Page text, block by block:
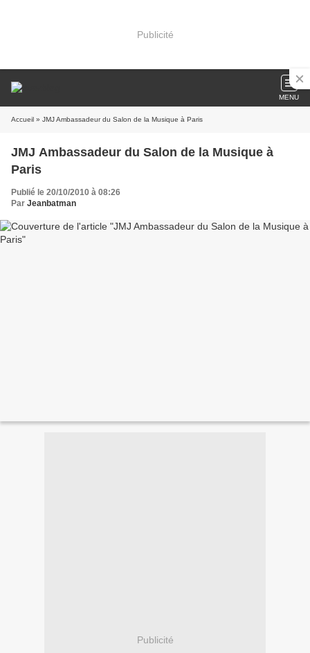
Publicité
MENU
Accueil » JMJ Ambassadeur du Salon de la Musique à Paris
JMJ Ambassadeur du Salon de la Musique à
Paris
Publié le 20/10/2010 à 08:26
Par Jeanbatman
Publicité